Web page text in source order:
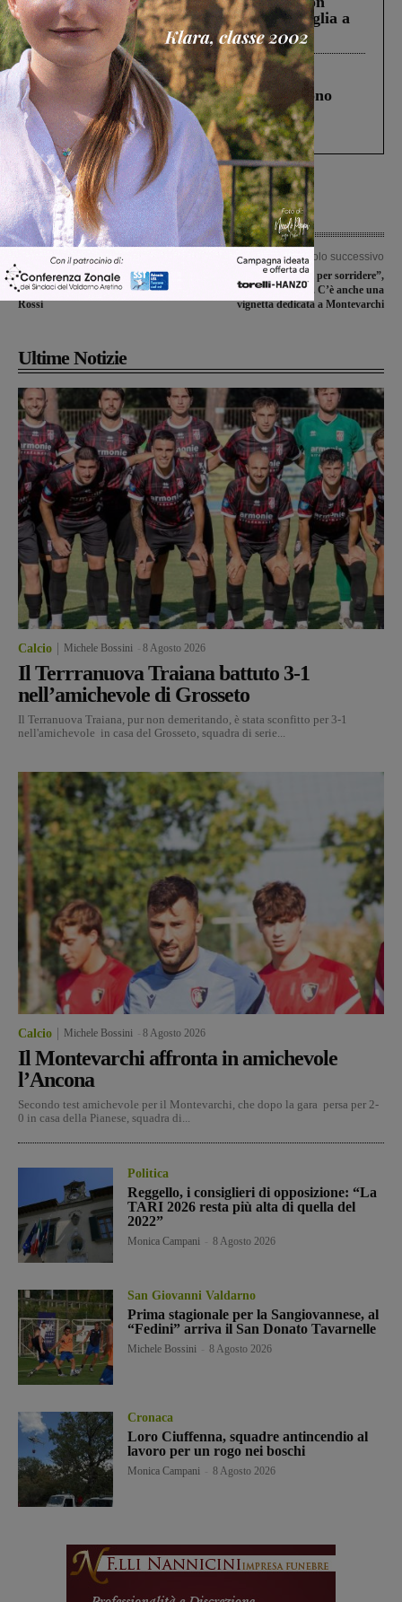
Fiorentino l’uomo che aveva ucciso la figlia a
Levane nel 2020
Cronaca 4 Agosto 2026
Un anno fa la strage in A1 in cui morirono
Gianni, Giulia e Franco. Lo schianto, il
processo, lo stop ai sorpassi fra tir....
Articolo precedente
39° edizione della Festa della
primavera: ospite particolare Paolo
Rossi
Articolo successivo
“Carabinieri per sorridere”,
inaugurata la mostra. C’è anche una
vignetta dedicata a Montevarchi
Ultime Notizie
Calcio Michele Bossini 8 Agosto 2026
Il Terrranuova Traiana battuto 3-1
nell’amichevole di Grosseto
Il Terranuova Traiana, pur non demeritando, è stata sconfitto per 3-1
nell'amichevole in casa del Grosseto, squadra di serie...
Calcio Michele Bossini 8 Agosto 2026
Il Montevarchi affronta in amichevole
l’Ancona
Secondo test amichevole per il Montevarchi, che dopo la gara persa per 2-
0 in casa della Pianese, squadra di...
Politica
Reggello, i consiglieri di opposizione: “La
TARI 2026 resta più alta di quella del
2022”
Monica Campani 8 Agosto 2026
San Giovanni Valdarno
Prima stagionale per la Sangiovannese, al
“Fedini” arriva il San Donato Tavarnelle
Michele Bossini 8 Agosto 2026
Cronaca
Loro Ciuffenna, squadre antincendio al
lavoro per un rogo nei boschi
Monica Campani 8 Agosto 2026